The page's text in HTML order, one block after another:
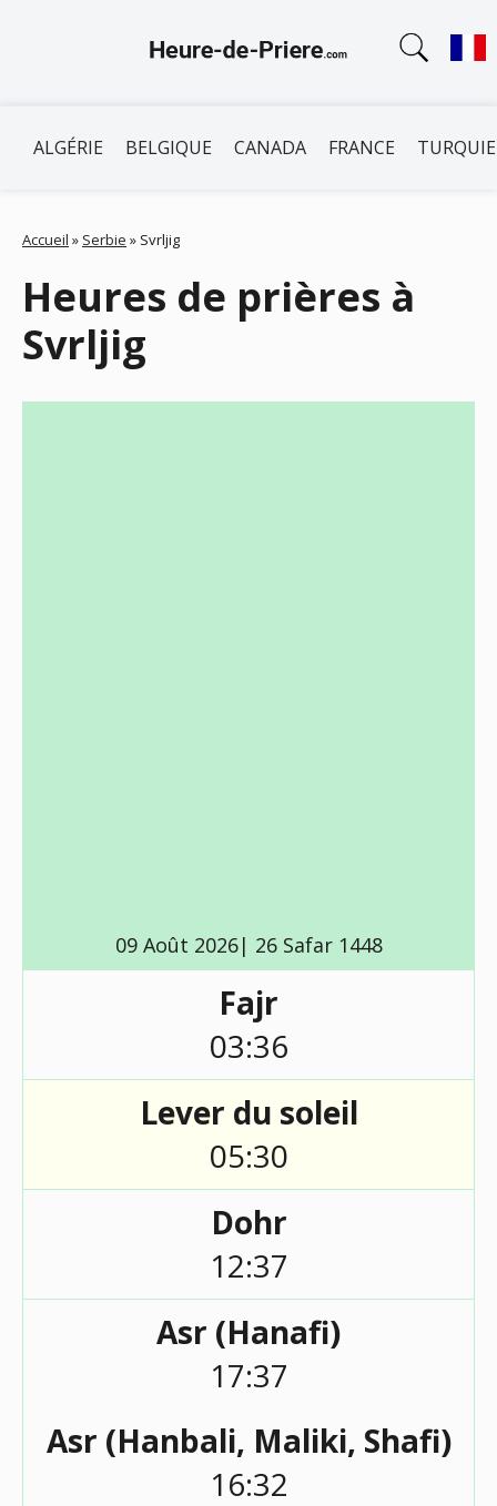
ALGÉRIE BELGIQUE CANADA FRANCE TURQUIE
Accueil » Serbie » Svrljig
Heures de prières à
Svrljig
09 Août 2026| 26 Safar 1448
Fajr
03:36
Lever du soleil
05:30
Dohr
12:37
Asr (Hanafi)
17:37
Asr (Hanbali, Maliki, Shafi)
16:32